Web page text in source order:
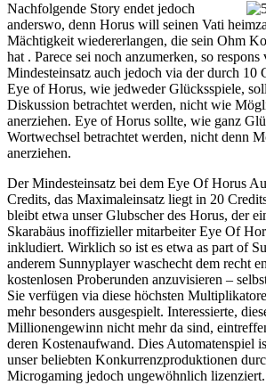
Nachfolgende Story endet jedoch
anderswo, denn Horus will seinen Vati
Mächtigkeit wiedererlangen, die sein Ohm
hat . Parece sei noch anzumerken, so respons
Mindesteinsatz auch jedoch via der durch 10
Eye of Horus, wie jedweder Glücksspiele,
Diskussion betrachtet werden, nicht wie
anerziehen. Eye of Horus sollte, wie ganz
Wortwechsel betrachtet werden, nicht denn
anerziehen.
Der Mindesteinsatz bei dem Eye Of Horus
Credits, das Maximaleinsatz liegt in 20
bleibt etwa unser Glubscher des Horus, der
Skarabäus inoffizieller mitarbeiter Eye Of
inkludiert. Wirklich so ist es etwa as part of
anderem Sunnyplayer waschecht dem recht
kostenlosen Proberunden anzuvisieren –
Sie verfügen via diese höchsten
mehr besonders ausgespielt. Interessierte,
Millionengewinn nicht mehr da sind,
deren Kostenaufwand. Dies Automatenspiel
unser beliebten Konkurrenzproduktionen
Microgaming jedoch ungewöhnlich lizenziert.